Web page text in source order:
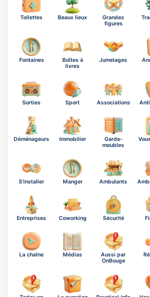
Toilettes Beaux lieux
Grandes
figures
Fontaines
Boîtes à
livres
Jumelages
Sorties Sport Associations
Déménageurs Immobilier
Garde-
meubles
S'installer Manger Ambulants
Entreprises Coworking Sécurité
La chaîne Médias
Aussi par
OnBouge